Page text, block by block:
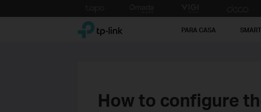
to
TP-Link, Reliably Smart PARA CASA
How to configure